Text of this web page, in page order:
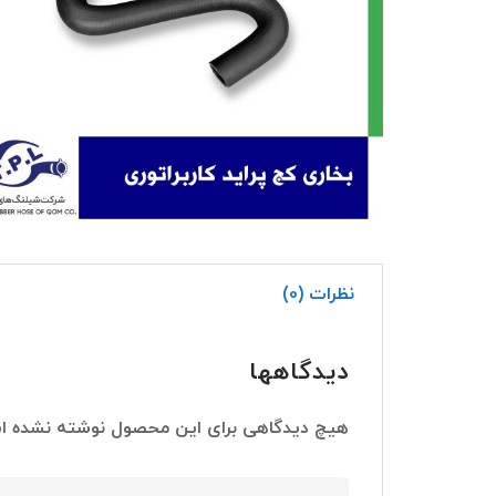
نظرات (0)
دیدگاهها
هیچ دیدگاهی برای این محصول نوشته نشده